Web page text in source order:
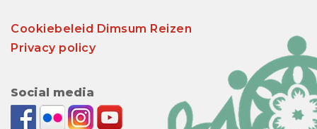
Cookiebeleid Dimsum Reizen
Privacy policy
Social media